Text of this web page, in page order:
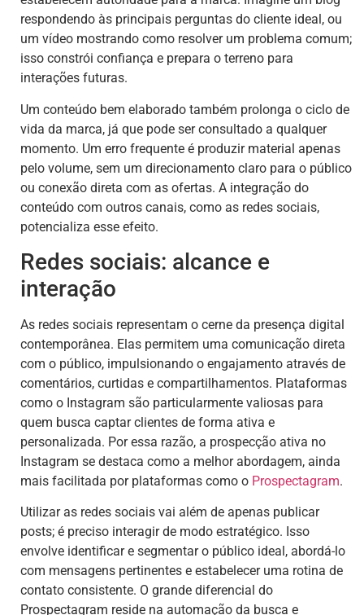
respondendo às principais perguntas do cliente ideal, ou
um vídeo mostrando como resolver um problema comum;
isso constrói confiança e prepara o terreno para
interações futuras.
Um conteúdo bem elaborado também prolonga o ciclo de
vida da marca, já que pode ser consultado a qualquer
momento. Um erro frequente é produzir material apenas
pelo volume, sem um direcionamento claro para o público
ou conexão direta com as ofertas. A integração do
conteúdo com outros canais, como as redes sociais,
potencializa esse efeito.
Redes sociais: alcance e
interação
As redes sociais representam o cerne da presença digital
contemporânea. Elas permitem uma comunicação direta
com o público, impulsionando o engajamento através de
comentários, curtidas e compartilhamentos. Plataformas
como o Instagram são particularmente valiosas para
quem busca captar clientes de forma ativa e
personalizada. Por essa razão, a prospecção ativa no
Instagram se destaca como a melhor abordagem, ainda
mais facilitada por plataformas como o Prospectagram.
Utilizar as redes sociais vai além de apenas publicar
posts; é preciso interagir de modo estratégico. Isso
envolve identificar e segmentar o público ideal, abordá-lo
com mensagens pertinentes e estabelecer uma rotina de
contato consistente. O grande diferencial do
Prospectagram reside na automação da busca e